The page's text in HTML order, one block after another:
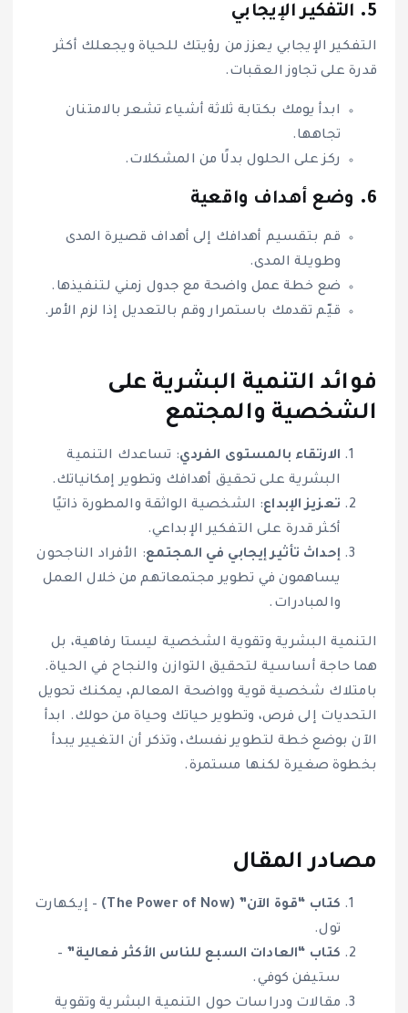
5. التفكير الإيجابي
التفكير الإيجابي يعزز من رؤيتك للحياة ويجعلك أكثر
قدرة على تجاوز العقبات.
ابدأ يومك بكتابة ثلاثة أشياء تشعر بالامتنان
تجاهها.
ركز على الحلول بدلًا من المشكلات.
6. وضع أهداف واقعية
قم بتقسيم أهدافك إلى أهداف قصيرة المدى
وطويلة المدى.
ضع خطة عمل واضحة مع جدول زمني لتنفيذها.
قيّم تقدمك باستمرار وقم بالتعديل إذا لزم الأمر.
فوائد التنمية البشرية على
الشخصية والمجتمع
الارتقاء بالمستوى الفردي: تساعدك التنمية
البشرية على تحقيق أهدافك وتطوير إمكانياتك.
تعزيز الإبداع: الشخصية الواثقة والمطورة ذاتيًا
أكثر قدرة على التفكير الإبداعي.
إحداث تأثير إيجابي في المجتمع: الأفراد الناجحون
يساهمون في تطوير مجتمعاتهم من خلال العمل
والمبادرات.
التنمية البشرية وتقوية الشخصية ليستا رفاهية، بل
هما حاجة أساسية لتحقيق التوازن والنجاح في الحياة.
بامتلاك شخصية قوية وواضحة المعالم، يمكنك تحويل
التحديات إلى فرص، وتطوير حياتك وحياة من حولك. ابدأ
الآن بوضع خطة لتطوير نفسك، وتذكر أن التغيير يبدأ
بخطوة صغيرة لكنها مستمرة.
مصادر المقال
كتاب “قوة الآن” (The Power of Now)
– إيكهارت
تول.
كتاب “العادات السبع للناس الأكثر فعالية” –
ستيفن كوفي.
مقالات ودراسات حول التنمية البشرية وتقوية